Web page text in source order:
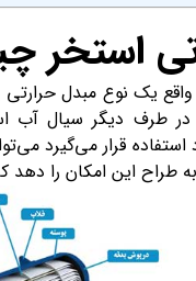
استخر
یک نوع مبدل حرارتی
در طرف دیگر سیال آب
قرار می‌گیرد
به طراح این امکان را دهد